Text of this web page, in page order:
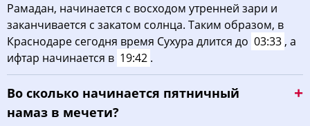
Рамадан, начинается с восходом утренней зари и
заканчивается с закатом солнца. Таким образом, в
Краснодаре сегодня время Сухура длится до 03:33 , а
ифтар начинается в 19:42 .
Во сколько начинается пятничный
намаз в мечети?